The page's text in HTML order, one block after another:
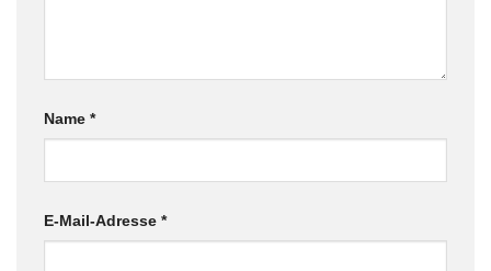
Name *
E-Mail-Adresse *